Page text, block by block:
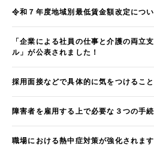
令和７年度地域別最低賃金額改定につ
「企業による社員の仕事と介護の両立
ル」が公表されました！
採用面接などで具体的に気をつけるこ
障害者を雇用する上で必要な３つの手
職場における熱中症対策が強化されます